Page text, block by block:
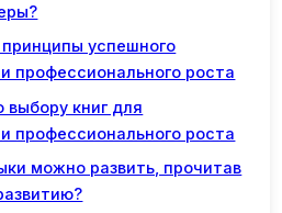
успешного
профессионального роста
выбору книг для
профессионального роста
можно развить, прочитав